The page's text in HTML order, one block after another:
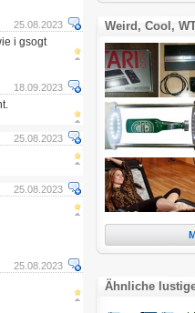
25.08.2023
i gsogt
18.09.2023
25.08.2023
25.08.2023
25.08.2023
Weird, Cool,
Ähnliche